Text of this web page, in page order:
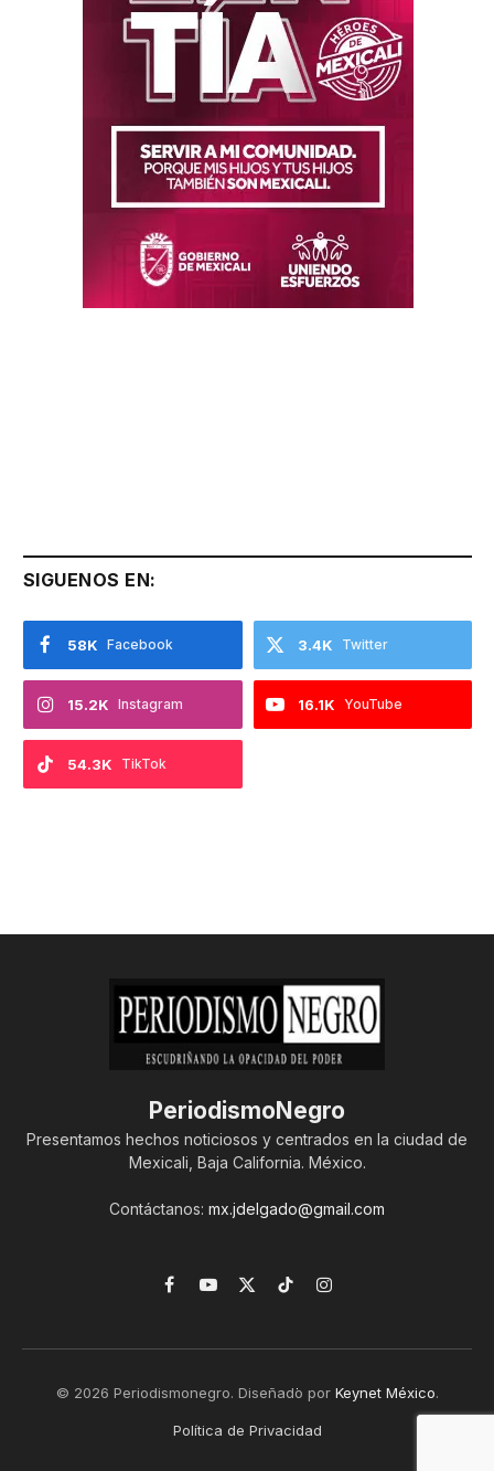
SIGUENOS EN:
Facebook
58K Twitter
3.4K
Instagram
15.2K YouTube
16.1K
TikTok
54.3K
PeriodismoNegro
Presentamos hechos noticiosos y centrados en la ciudad de
Mexicali, Baja California. México.
Contáctanos: mx.jdelgado@gmail.com
Facebook
YouTube
X
TikTokInstagram
© 2026 Periodismonegro. Diseñado por Keynet México.
Política de Privacidad